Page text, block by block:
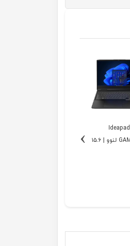
لپ تاپ Ideapad
GAMING3-IB لنوو | ۱۵.۶
›